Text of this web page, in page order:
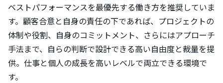
ベストパフォーマンスを最優先する働き方を推奨していま
す。顧客合意と自身の責任の下であれば、プロジェクトの
体制や役割、自身のコミットメント、さらにはアプローチ
手法まで、自らの判断で設計できる高い自由度と裁量を提
供。仕事と個人の成長を高いレベルで両立できる環境で
す。